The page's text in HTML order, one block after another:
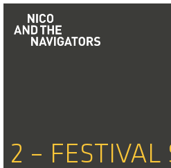
2 – FESTIVAL